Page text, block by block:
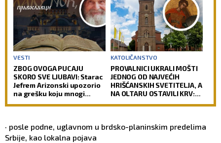
VESTI
ZBOG OVOGA PUCAJU
SKORO SVE LJUBAVI: Starac
Jefrem Arizonski upozorio
na grešku koju mnogi
KATOLIČANSTVO
PROVALNICI UKRALI MOŠTI
JEDNOG OD NAJVEĆIH
HRIŠĆANSKIH SVETITELJA, A
NA OLTARU OSTAVILI KRV:
· posle podne, uglavnom u brdsko-planinskim predelima
Srbije, kao lokalna pojava